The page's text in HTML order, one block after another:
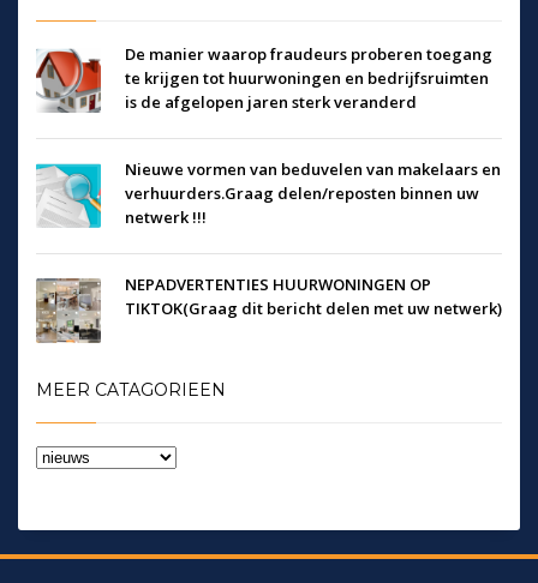
De manier waarop fraudeurs proberen toegang
te krijgen tot huurwoningen en bedrijfsruimten
is de afgelopen jaren sterk veranderd
Nieuwe vormen van beduvelen van makelaars en
verhuurders.Graag delen/reposten binnen uw
netwerk !!!
NEPADVERTENTIES HUURWONINGEN OP
TIKTOK(Graag dit bericht delen met uw netwerk)
MEER CATAGORIEEN